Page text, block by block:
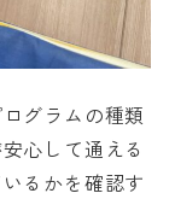
グラムの種類
心して通える
るかを確認す